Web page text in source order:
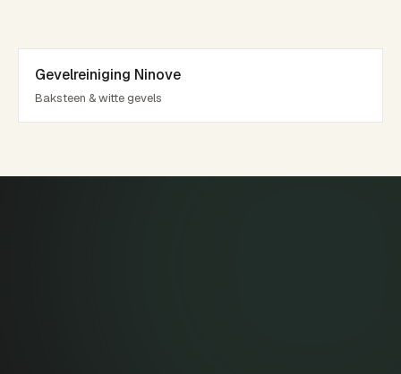
Gevelreiniging Ninove
Baksteen & witte gevels